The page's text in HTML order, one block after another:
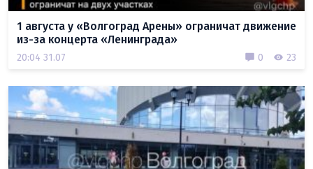
1 августа у «Волгоград Арены» ограничат движение
из-за концерта «Ленинграда»
20:04 31.07 0 23